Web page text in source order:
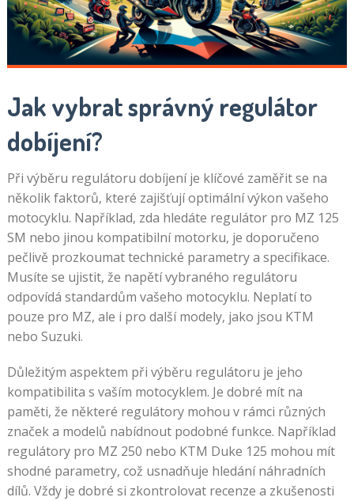
Jak vybrat správný regulátor
dobíjení?
Při výběru regulátoru dobíjení je klíčové zaměřit se na
několik faktorů, které zajišťují optimální výkon vašeho
motocyklu. Například, zda hledáte regulátor pro MZ 125
SM nebo jinou kompatibilní motorku, je doporučeno
pečlivě prozkoumat technické parametry a specifikace.
Musíte se ujistit, že napětí vybraného regulátoru
odpovídá standardům vašeho motocyklu. Neplatí to
pouze pro MZ, ale i pro další modely, jako jsou KTM
nebo Suzuki.
Důležitým aspektem při výběru regulátoru je jeho
kompatibilita s vaším motocyklem. Je dobré mít na
paměti, že některé regulátory mohou v rámci různých
značek a modelů nabídnout podobné funkce. Například
regulátory pro MZ 250 nebo KTM Duke 125 mohou mít
shodné parametry, což usnadňuje hledání náhradních
dílů. Vždy je dobré si zkontrolovat recenze a zkušenosti